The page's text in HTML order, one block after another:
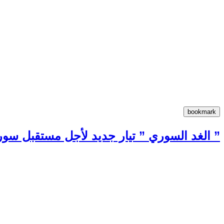
” الغد السوري ” تيار جديد لأجل مستقبل